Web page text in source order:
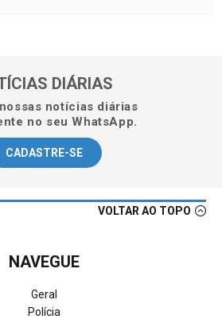
DIÁRIAS
notícias diárias
no seu WhatsApp.
CADASTRE-SE
VOLTAR AO TOPO
NAVEGUE
Geral
Polícia